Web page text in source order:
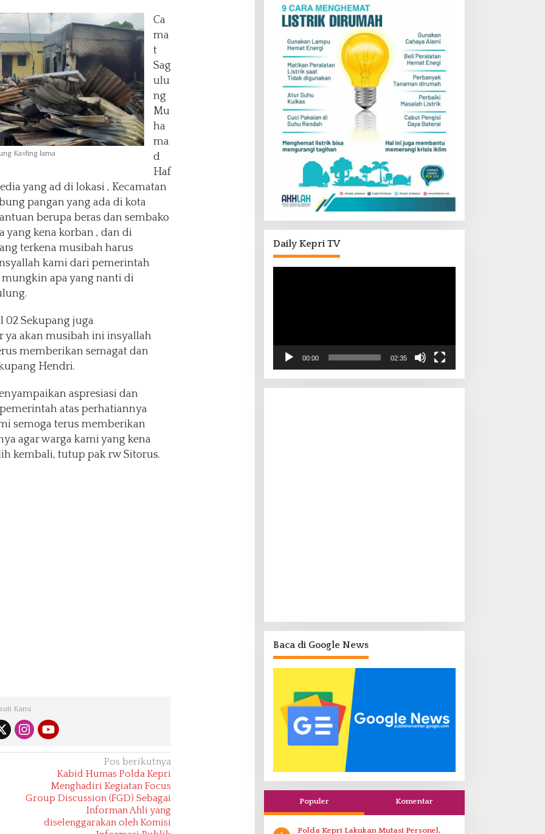
Kavling lama
Ca
ma
t
Sag
ulu
ng
Mu
ha
ma
d
Haf
yang ad di lokasi , Kecamatan
pangan yang ada di kota
berupa beras dan sembako
yang kena korban , dan di
terkena musibah harus
kami dari pemerintah
apa yang nanti di
02 Sekupang juga
ya akan musibah ini insyallah
memberikan semagat dan
Hendri.
aspresiasi dan
atas perhatiannya
semoga terus memberikan
agar warga kami yang kena
kembali, tutup pak rw Sitorus.
Kami
Pos berikutnya
Kabid Humas Polda Kepri
Menghadiri Kegiatan Focus
Group Discussion (FGD) Sebagai
Informan Ahli yang
diselenggarakan oleh Komisi
Daily Kepri TV
00:00 02:35
Baca di Google News
Populer Komentar
Polda Kepri Lakukan Mutasi Personel,